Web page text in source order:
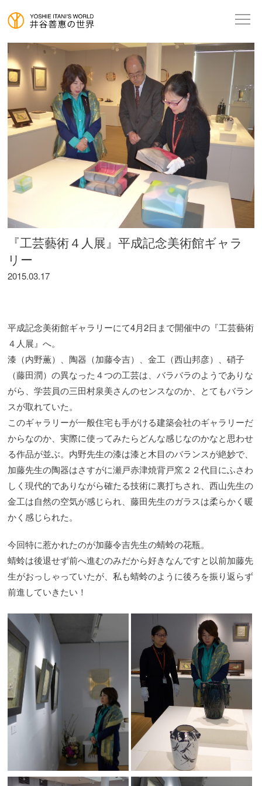
『工芸藝術４人展』平成記念美術館ギャラ
リー
2015.03.17
平成記念美術館ギャラリーにて4月2日まで開催中の『工芸藝術
４人展』へ。
漆（内野薫）、陶器（加藤令吉）、金工（西山邦彦）、硝子
（藤田潤）の異なった４つの工芸は、バラバラのようでありな
がら、学芸員の三田村泉美さんのセンスなのか、とてもバラン
スが取れていた。
このギャラリーが一般住宅も手がける建築会社のギャラリーだ
からなのか、実際に使ってみたらどんな感じなのかなと思わせ
る作品が並ぶ。内野先生の漆は漆と木目のバランスが絶妙で、
加藤先生の陶器はさすがに瀬戸赤津焼背戸窯２２代目にふさわ
しく現代的でありながら確たる技術に裏打ちされ、西山先生の
金工は自然の空気が感じられ、藤田先生のガラスは柔らかく暖
かく感じられた。
今回特に惹かれたのが加藤令吉先生の蜻蛉の花瓶。
蜻蛉は後退せず前へ進むのみだから好きなんですと以前加藤先
生がおっしゃっていたが、私も蜻蛉のように後ろを振り返らず
前進していきたい！